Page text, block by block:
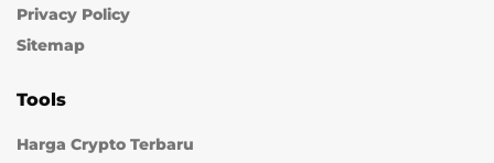
Privacy Policy
Sitemap
Tools
Harga Crypto Terbaru